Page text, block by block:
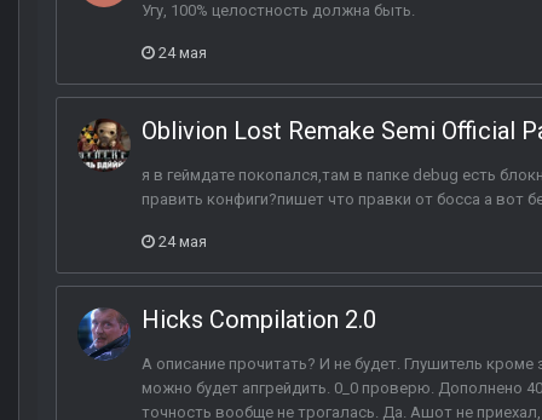
Угу, 100% целостность должна быть.
24 мая
Oblivion Lost Remake Semi Official
я в геймдате покопался,там в папке debug есть
править конфиги?пишет что правки от босса а вот
24 мая
Hicks Compilation 2.0
А описание прочитать? И не будет. Глушитель
можно будет апгрейдить. 0_0 проверю. Дополнено
точность вообще не трогалась. Да. Ашот не